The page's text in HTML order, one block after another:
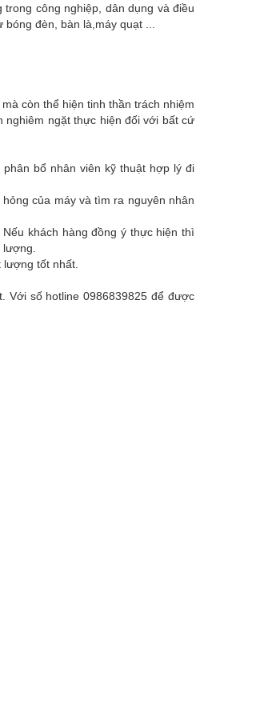
công nghiệp, dân dụng và điều
đèn, bàn là,máy quạt ...
còn thể hiện tinh thần trách nhiệm
nghiêm ngặt thực hiện đối với bất cứ
bổ nhân viên kỹ thuật hợp lý đi
của máy và tìm ra nguyên nhân
khách hàng đồng ý thực hiện thì
tốt nhất.
Với số hotline 0986839825 để được